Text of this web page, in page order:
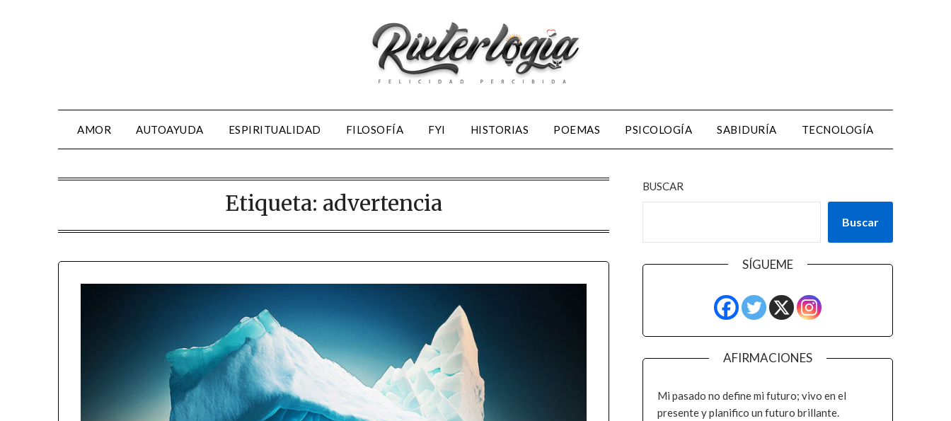
AMOR AUTOAYUDA ESPIRITUALIDAD FILOSOFÍA FYI HISTORIAS POEMAS PSICOLOGÍA SABIDURÍA TECNOLOGÍA
Etiqueta: advertencia
BUSCAR
Buscar
SÍGUEME
AFIRMACIONES
Mi pasado no define mi futuro; vivo en el
presente y planifico un futuro brillante.